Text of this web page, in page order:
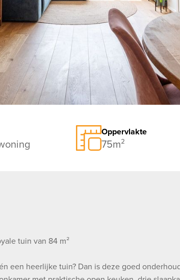
Oppervlakte
75m²
tuin van 84 m²
een heerlijke tuin? Dan is deze goed